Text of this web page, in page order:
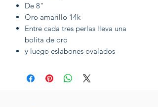
De 8"
Oro amarillo 14k
Entre cada tres perlas lleva una
bolita de oro
y luego eslabones ovalados